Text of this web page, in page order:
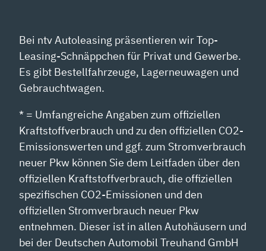
Bei ntv Autoleasing präsentieren wir Top-
Leasing-Schnäppchen für Privat und Gewerbe.
Es gibt Bestellfahrzeuge, Lagerneuwagen und
Gebrauchtwagen.
* = Umfangreiche Angaben zum offiziellen
Kraftstoffverbrauch und zu den offiziellen CO2-
Emissionswerten und ggf. zum Stromverbrauch
neuer Pkw können Sie dem Leitfaden über den
offiziellen Kraftstoffverbrauch, die offiziellen
spezifischen CO2-Emissionen und den
offiziellen Stromverbrauch neuer Pkw
entnehmen. Dieser ist in allen Autohäusern und
bei der Deutschen Automobil Treuhand GmbH